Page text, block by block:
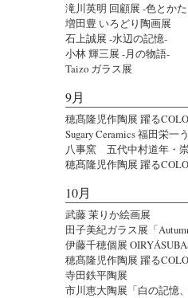
滝川英明 回顧展 -色とか
増田豊 いろどり陶画展
石上誠展 -水辺の記憶-
小林 輝三展 -月の物語-
Taizo ガラス展
9月
穂髙隆児作陶展 躍る
Sugary Ceramics 福田栄一
八事窯 五代中村道年・
穂髙隆児作陶展 躍る
10月
武藤 茉りか絵画展
田子美紀ガラス展「
伊藤千穂個展
穂髙隆児作陶展 躍る
寺田鉄平陶展
市川恵大陶展「白の記憶